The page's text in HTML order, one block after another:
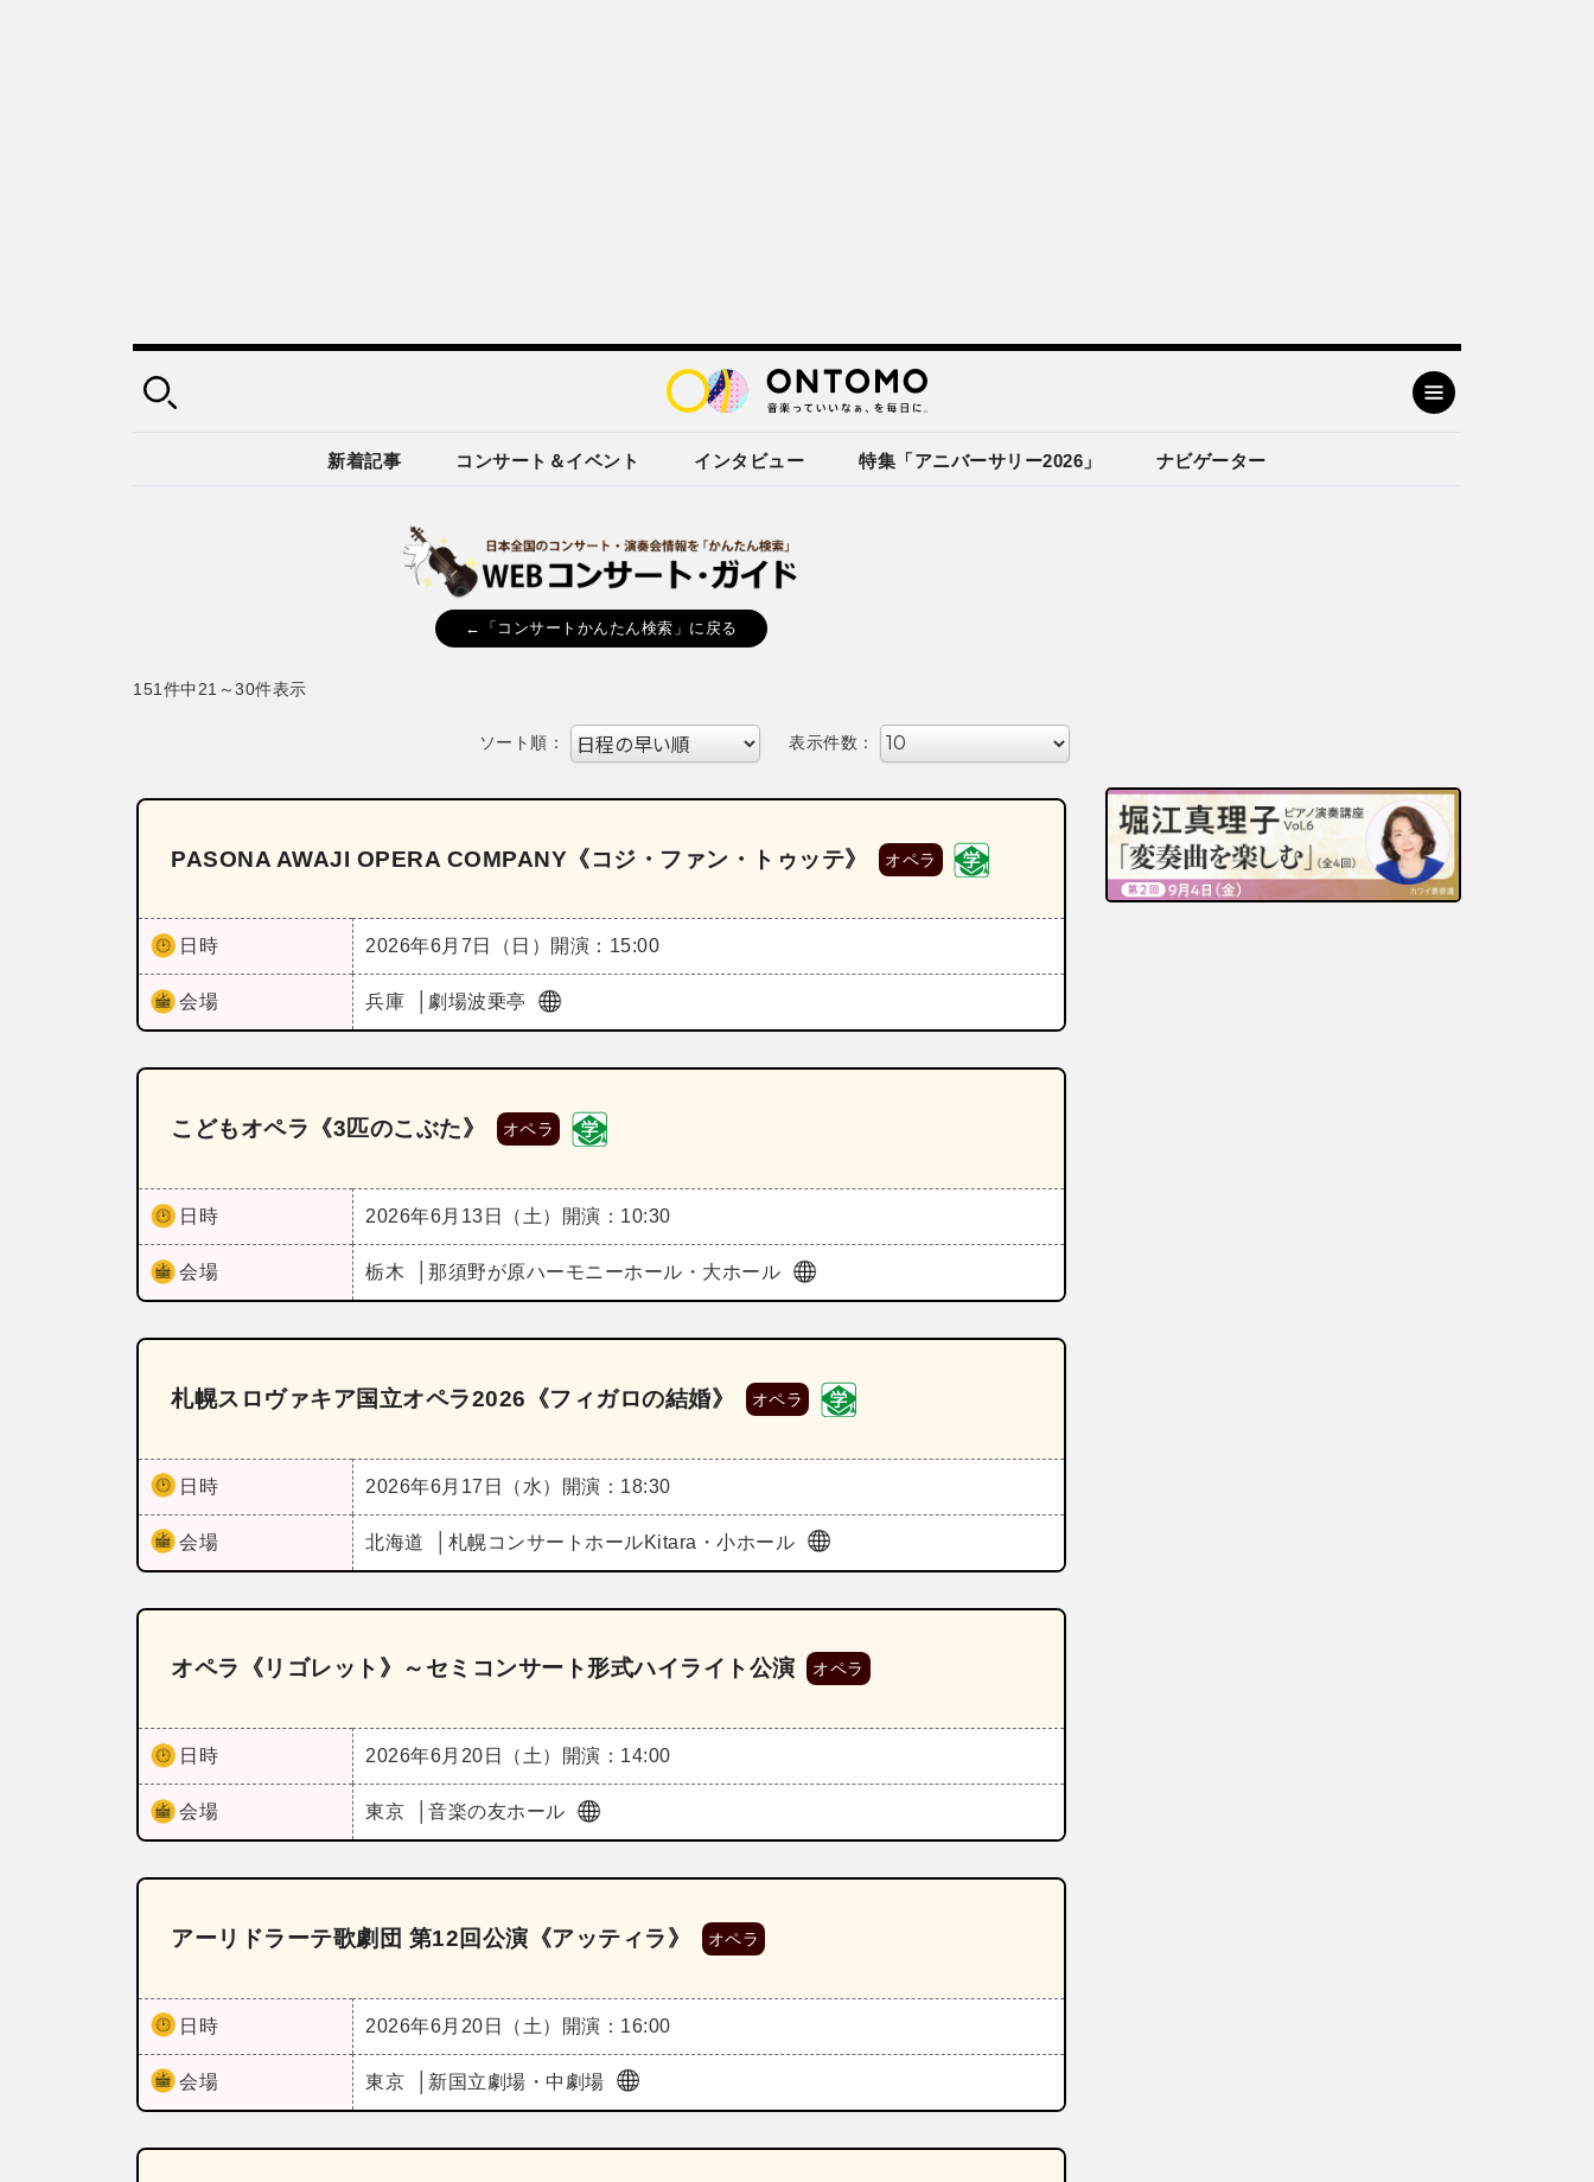
新着記事 コンサート＆イベント インタビュー 特集「アニバーサリー2026」 ナビゲーター
←「コンサートかんたん検索」に戻る
151件中21～30件表示
ソート順： 表示件数：
PASONA AWAJI OPERA COMPANY《コジ・ファン・トゥッテ》 オペラ
日時 2026年6月7日（日） 開演：15:00
会場 兵庫 劇場波乗亭
こどもオペラ《3匹のこぶた》 オペラ
日時 2026年6月13日（土） 開演：10:30
会場 栃木 那須野が原ハーモニーホール・大ホール
札幌スロヴァキア国立オペラ2026《フィガロの結婚》 オペラ
日時 2026年6月17日（水） 開演：18:30
会場 北海道 札幌コンサートホールKitara・小ホール
オペラ《リゴレット》～セミコンサート形式ハイライト公演 オペラ
日時 2026年6月20日（土） 開演：14:00
会場 東京 音楽の友ホール
アーリドラーテ歌劇団 第12回公演《アッティラ》 オペラ
日時 2026年6月20日（土） 開演：16:00
会場 東京 新国立劇場・中劇場